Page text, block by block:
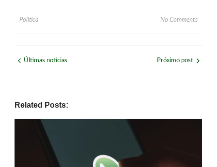
Política No Comments
Últimas notícias Próximo post
Related Posts: